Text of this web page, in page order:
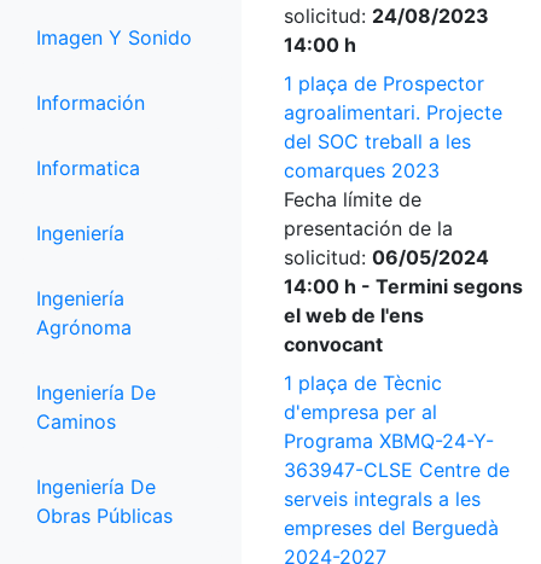
Imagen Y Sonido
Información
Informatica
Ingeniería
Ingeniería
Agrónoma
Ingeniería De
Caminos
Ingeniería De
Obras Públicas
solicitud: 24/08/2023
14:00 h
1 plaça de Prospector
agroalimentari. Projecte
del SOC treball a les
comarques 2023
Fecha límite de
presentación de la
solicitud: 06/05/2024
14:00 h - Termini segons
el web de l'ens
convocant
1 plaça de Tècnic
d'empresa per al
Programa XBMQ-24-Y-
363947-CLSE Centre de
serveis integrals a les
empreses del Berguedà
2024-2027